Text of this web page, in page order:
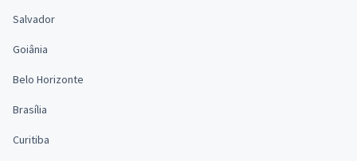
Salvador
Goiânia
Belo Horizonte
Brasília
Curitiba